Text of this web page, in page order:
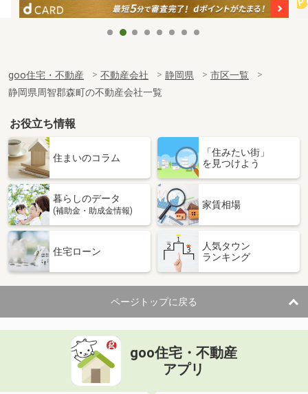
goo住宅・不動産 不動産会社 静岡県
市区一覧
静岡県周智郡森町の不動産会社一覧
お役立ち情報
住まいのコラム
「住みたい街」
を見つけよう
暮らしのデータ
(補助金・助成金情報)
家賃相場
住宅ローン
人気タウン
ランキング
ページトップに戻る
goo住宅・不動産
アプリ